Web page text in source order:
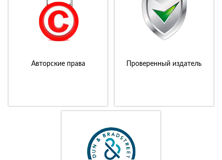
Авторские права Проверенный издатель